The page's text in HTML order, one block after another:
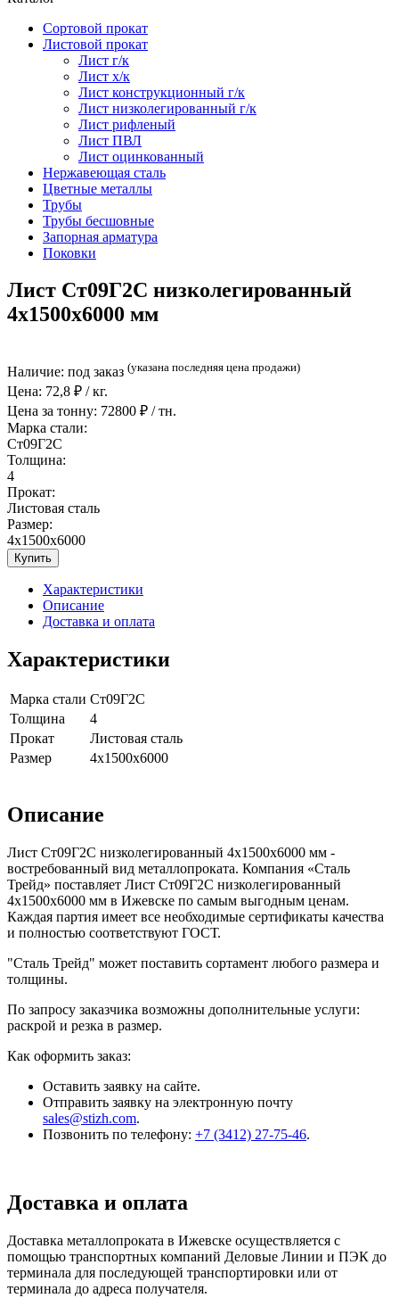
Сортовой прокат
Листовой прокат
Лист г/к
Лист х/к
Лист конструкционный г/к
Лист низколегированный г/к
Лист рифленый
Лист ПВЛ
Лист оцинкованный
Нержавеющая сталь
Цветные металлы
Трубы
Трубы бесшовные
Запорная арматура
Поковки
Лист Ст09Г2С низколегированный
4x1500x6000 мм
Наличие: под заказ (указана последняя цена продажи)
Цена: 72,8 ₽ / кг.
Цена за тонну: 72800 ₽ / тн.
Марка стали:
Ст09Г2С
Толщина:
4
Прокат:
Листовая сталь
Размер:
4x1500x6000
Купить
Характеристики
Описание
Доставка и оплата
Характеристики
Марка стали Ст09Г2С
Толщина
4
Прокат
Листовая сталь
Размер
4x1500x6000
Описание
Лист Ст09Г2С низколегированный 4x1500x6000 мм -
востребованный вид металлопроката. Компания «Сталь
Трейд» поставляет Лист Ст09Г2С низколегированный
4x1500x6000 мм в Ижевске по самым выгодным ценам.
Каждая партия имеет все необходимые сертификаты качества
и полностью соответствуют ГОСТ.
"Сталь Трейд" может поставить сортамент любого размера и
толщины.
По запросу заказчика возможны дополнительные услуги:
раскрой и резка в размер.
Как оформить заказ:
Оставить заявку на сайте.
Отправить заявку на электронную почту
sales@stizh.com.
Позвонить по телефону: +7 (3412) 27-75-46.
Доставка и оплата
Доставка металлопроката в Ижевске осуществляется с
помощью транспортных компаний Деловые Линии и ПЭК до
терминала для последующей транспортировки или от
терминала до адреса получателя.